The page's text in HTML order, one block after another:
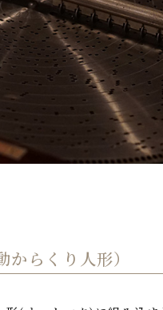
らくり人形）